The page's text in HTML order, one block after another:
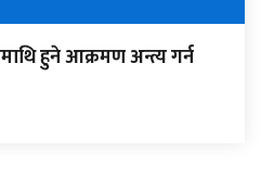
हुने आक्रमण अन्त्य गर्न